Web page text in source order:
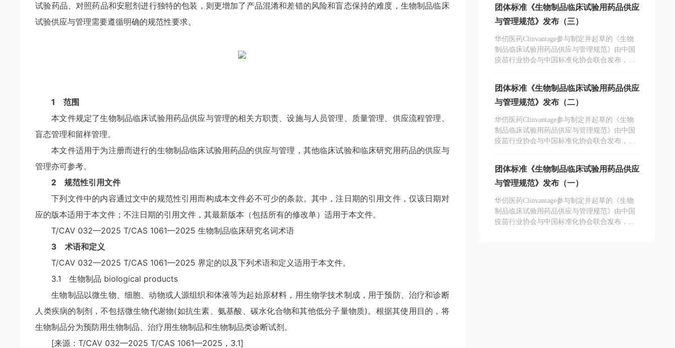
试验药品、对照药品和安慰剂进行独特的包装，则更增加了产品混淆和差错的风险和盲态保持的难度，生物制品临床
试验供应与管理需要遵循明确的规范性要求。
1 范围
本文件规定了生物制品临床试验用药品供应与管理的相关方职责、设施与人员管理、质量管理、供应流程管理、
盲态管理和留样管理。
本文件适用于为注册而进行的生物制品临床试验用药品的供应与管理，其他临床试验和临床研究用药品的供应与
管理亦可参考。
2 规范性引用文件
下列文件中的内容通过文中的规范性引用而构成本文件必不可少的条款。其中，注日期的引用文件，仅该日期对
应的版本适用于本文件；不注日期的引用文件，其最新版本（包括所有的修改单）适用于本文件。
T/CAV 032—2025 T/CAS 1061—2025 生物制品临床研究名词术语
3 术语和定义
T/CAV 032—2025 T/CAS 1061—2025 界定的以及下列术语和定义适用于本文件。
3.1 生物制品 biological products
生物制品以微生物、细胞、动物或人源组织和体液等为起始原材料，用生物学技术制成，用于预防、治疗和诊断
人类疾病的制剂，不包括微生物代谢物(如抗生素、氨基酸、碳水化合物和其他低分子量物质)。根据其使用目的，将
生物制品分为预防用生物制品、治疗用生物制品和生物制品类诊断试剂。
[来源：T/CAV 032—2025 T/CAS 1061—2025，3.1]
团体标准《生物制品临床试验用药品供应
与管理规范》发布（三）
华仞医药Clinvantage参与制定并起草的《生物
制品临床试验用药品供应与管理规范》由中国
疫苗行业协会与中国标准化协会联合发布，是
团体标准《生物制品临床试验用药品供应
与管理规范》发布（二）
华仞医药Clinvantage参与制定并起草的《生物
制品临床试验用药品供应与管理规范》由中国
疫苗行业协会与中国标准化协会联合发布，是
团体标准《生物制品临床试验用药品供应
与管理规范》发布（一）
华仞医药Clinvantage参与制定并起草的《生物
制品临床试验用药品供应与管理规范》由中国
疫苗行业协会与中国标准化协会联合发布，是